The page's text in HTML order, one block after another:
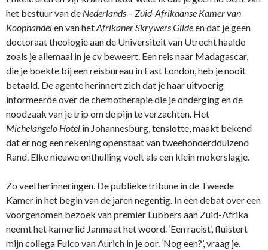
het bestuur van de Nederlands – Zuid-Afrikaanse Kamer van
Koophandelen van hetAfrikaner Skrywers Gildeendat je geen
doctoraat theologie aan de Universiteit van Utrecht haalde
zoals je allemaal in je cv beweert. Een reis naar Madagascar,
die je boekte bij een reisbureau in East London, heb je nooit
betaald. De agente herinnert zich dat je haar uitvoerig
informeerde over de chemotherapie die je onderging en de
noodzaak van je trip om de pijn te verzachten. Het
Michelangelo Hotel in Johannesburg, tenslotte, maakt bekend
dat er nog een rekening openstaat van tweehonderdduizend
Rand. Elke nieuwe onthulling voelt als een klein mokerslagje.
Zo veel herinneringen. De publieke tribune in de Tweede
Kamer in het begin van de jaren negentig. In een debat over een
voorgenomen bezoek van premier Lubbers aan Zuid-Afrika
neemt het kamerlid Janmaat het woord. ‘Een racist’, fluistert
mijn collega Fulco van Aurich in je oor. ‘Nog een?’, vraag je.